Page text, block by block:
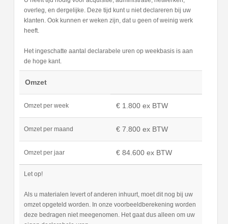
overleg, en dergelijke. Deze tijd kunt u niet declareren bij uw
klanten. Ook kunnen er weken zijn, dat u geen of weinig werk
heeft.
Het ingeschatte aantal declarabele uren op weekbasis is aan
de hoge kant.
Omzet
Omzet per week € 1.800 ex BTW
Omzet per maand € 7.800 ex BTW
Omzet per jaar € 84.600 ex BTW
Let op!
Als u materialen levert of anderen inhuurt, moet dit nog bij uw
omzet opgeteld worden. In onze voorbeeldberekening worden
deze bedragen niet meegenomen. Het gaat dus alleen om uw